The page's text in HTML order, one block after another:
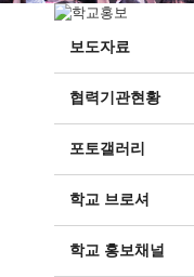
보도자료
협력기관현황
포토갤러리
학교 브로셔
학교 홍보채널